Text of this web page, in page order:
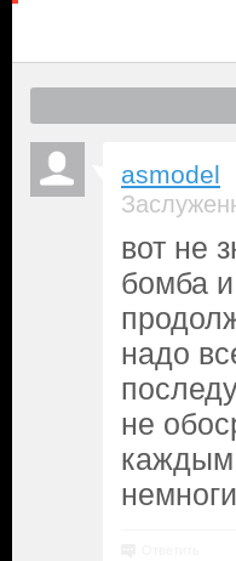
asmodel
вот не
бомба
надо
не
каждым